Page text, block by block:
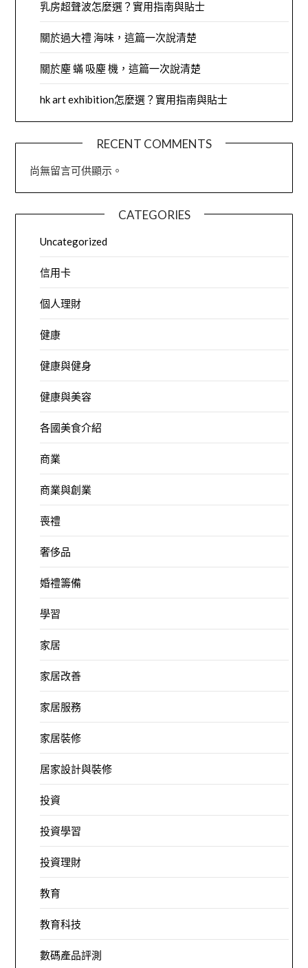
乳房超聲波怎麼選？實用指南與貼士
關於過大禮 海味，這篇一次說清楚
關於塵 蟎 吸塵 機，這篇一次說清楚
hk art exhibition怎麼選？實用指南與貼士
RECENT COMMENTS
尚無留言可供顯示。
CATEGORIES
Uncategorized
信用卡
個人理財
健康
健康與健身
健康與美容
各國美食介紹
商業
商業與創業
喪禮
奢侈品
婚禮籌備
學習
家居
家居改善
家居服務
家居裝修
居家設計與裝修
投資
投資學習
投資理財
教育
教育科技
數碼產品評測